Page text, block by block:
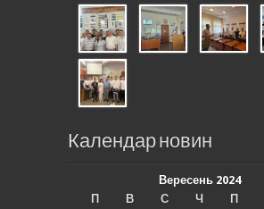
Календар новин
Вересень 2024
П
В С Ч П